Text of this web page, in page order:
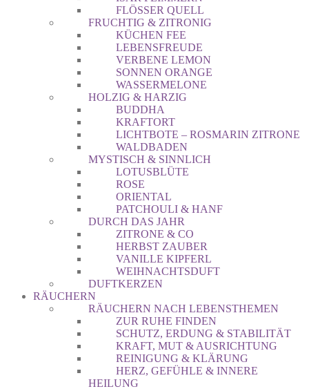
FLÖSSER QUELL
FRUCHTIG & ZITRONIG
KÜCHEN FEE
LEBENSFREUDE
VERBENE LEMON
SONNEN ORANGE
WASSERMELONE
HOLZIG & HARZIG
BUDDHA
KRAFTORT
LICHTBOTE – ROSMARIN ZITRONE
WALDBADEN
MYSTISCH & SINNLICH
LOTUSBLÜTE
ROSE
ORIENTAL
PATCHOULI & HANF
DURCH DAS JAHR
ZITRONE & CO
HERBST ZAUBER
VANILLE KIPFERL
WEIHNACHTSDUFT
DUFTKERZEN
RÄUCHERN
RÄUCHERN NACH LEBENSTHEMEN
ZUR RUHE FINDEN
SCHUTZ, ERDUNG & STABILITÄT
KRAFT, MUT & AUSRICHTUNG
REINIGUNG & KLÄRUNG
HERZ, GEFÜHLE & INNERE
HEILUNG